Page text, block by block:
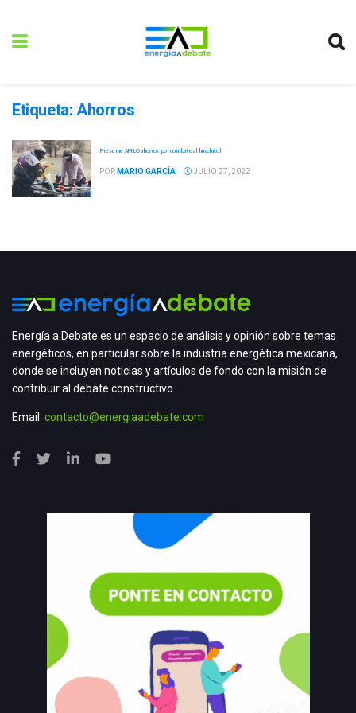
Etiqueta: Ahorros
Presume AMLO ahorros por combate al huachicol
POR MARIO GARCÍA JULIO 27, 2022
Energía a Debate es un espacio de análisis y opinión sobre temas
energéticos, en particular sobre la industria energética mexicana,
donde se incluyen noticias y artículos de fondo con la misión de
contribuir al debate constructivo.
Email: contacto@energiaadebate.com